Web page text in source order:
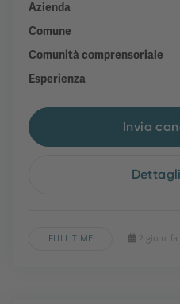
Azienda
Comune
Comunità comprensoriale
Esperienza
Invia
FULL TIME 2 giorni fa